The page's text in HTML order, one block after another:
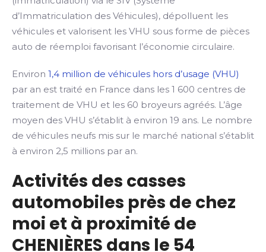
d’Immatriculation des Véhicules), dépolluent les
véhicules et valorisent les VHU sous forme de pièces
auto de réemploi favorisant l’économie circulaire.
Environ 1,4 million de véhicules hors d’usage (VHU)
par an est traité en France dans les 1 600 centres de
traitement de VHU et les 60 broyeurs agréés. L’âge
moyen des VHU s’établit à environ 19 ans. Le nombre
de véhicules neufs mis sur le marché national s’établit
à environ 2,5 millions par an.
Activités des casses
automobiles près de chez
moi et à proximité de
CHENIÈRES dans le 54